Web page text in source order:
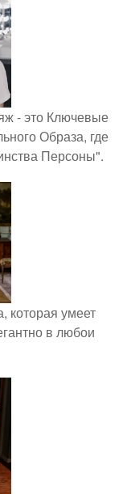
- это Ключевые
Образа, где
Персоны".
которая умеет
в любои